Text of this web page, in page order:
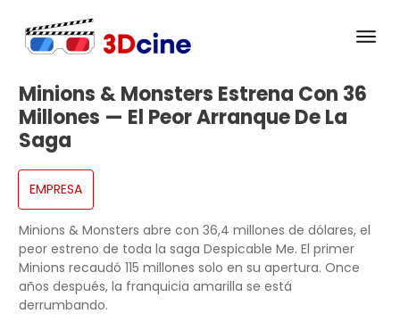
Minions & Monsters Estrena Con 36
Millones — El Peor Arranque De La
Saga
EMPRESA
Minions & Monsters abre con 36,4 millones de dólares, el
peor estreno de toda la saga Despicable Me. El primer
Minions recaudó 115 millones solo en su apertura. Once
años después, la franquicia amarilla se está
derrumbando.